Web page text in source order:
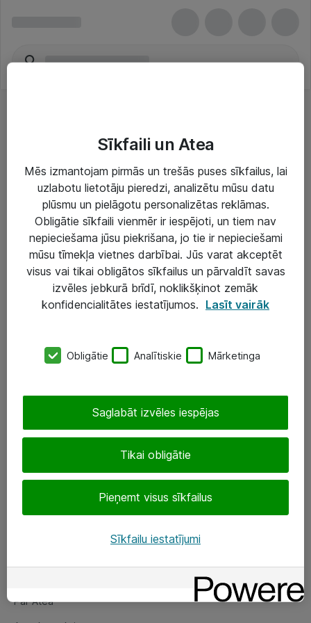
Risinājumi & Pakalpojumi
IT serviss un atbalsts
IT infrastruktūra
Darba vietu IT risinājumi
Serveri un datu centri
SIA „ATEA”
eShop@atea.lv
Sekojiet mums
Par Atea
Par Atea
Sīkfaili un Atea
Mēs izmantojam pirmās un trešās puses sīkfailus, lai
uzlabotu lietotāju pieredzi, analizētu mūsu datu
plūsmu un pielāgotu personalizētas reklāmas.
Obligātie sīkfaili vienmēr ir iespējoti, un tiem nav
nepieciešama jūsu piekrišana, jo tie ir nepieciešami
mūsu tīmekļa vietnes darbībai. Jūs varat akceptēt
visus vai tikai obligātos sīkfailus un pārvaldīt savas
izvēles jebkurā brīdī, noklikšķinot zemāk
konfidencialitātes iestatījumos. Lasīt vairāk
Obligātie Analītiskie Mārketinga
Tikai obligātie
Pieņemt visus sīkfailus
Saglabāt izvēles iespējas
Sīkfailu iestatījumi